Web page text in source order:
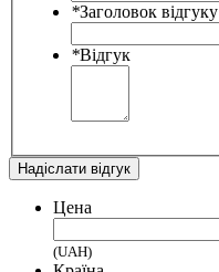
*Заголовок відгуку
*Відгук
Надіслати відгук
Цена
(UAH)